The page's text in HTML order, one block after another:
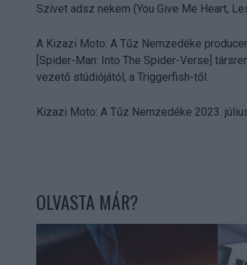
Szívet adsz nekem (You Give Me Heart,
A Kizazi Moto: A Tűz Nemzedéke
[Spider-Man: Into The Spider-Verse]
vezető stúdiójától, a Triggerfish-től.
Kizazi Moto: A Tűz Nemzedéke 2023.
OLVASTA MÁR?